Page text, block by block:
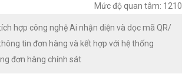
Mức độ quan tâm: 1210
hợp công nghệ Ai nhận diện và dọc mã QR/
tin đơn hàng và kết hợp với hệ thống
đơn hàng chính sát